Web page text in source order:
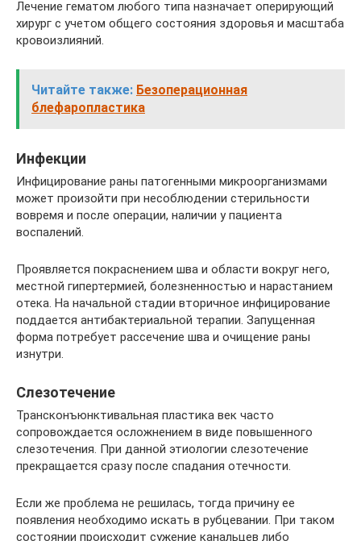
Лечение гематом любого типа назначает оперирующий
хирург с учетом общего состояния здоровья и масштаба
кровоизлияний.
Читайте также: Безоперационная
блефаропластика
Инфекции
Инфицирование раны патогенными микроорганизмами
может произойти при несоблюдении стерильности
вовремя и после операции, наличии у пациента
воспалений.
Проявляется покраснением шва и области вокруг него,
местной гипертермией, болезненностью и нарастанием
отека. На начальной стадии вторичное инфицирование
поддается антибактериальной терапии. Запущенная
форма потребует рассечение шва и очищение раны
изнутри.
Слезотечение
Трансконъюнктивальная пластика век часто
сопровождается осложнением в виде повышенного
слезотечения. При данной этиологии слезотечение
прекращается сразу после спадания отечности.
Если же проблема не решилась, тогда причину ее
появления необходимо искать в рубцевании. При таком
состоянии происходит сужение канальцев либо